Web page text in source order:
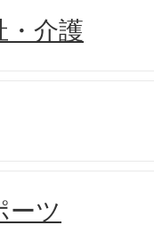
・介護
ーツ